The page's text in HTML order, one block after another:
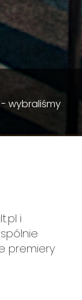
- wybraliśmy
i
premiery